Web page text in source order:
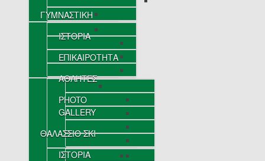
ΓΥΜΝΑΣΤΙΚΗ
ΙΣΤΟΡΙΑ
ΕΠΙΚΑΙΡΟΤΗΤΑ
ΑΘΛΗΤΕΣ
PHOTO
GALLERY
ΘΑΛΑΣΣΙΟ ΣΚΙ
ΙΣΤΟΡΙΑ